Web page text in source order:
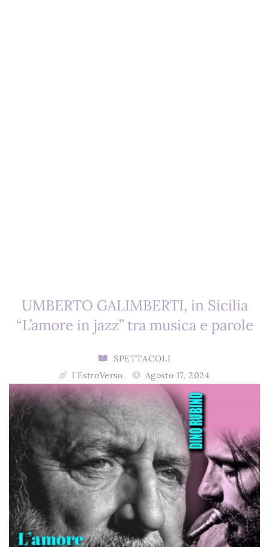
UMBERTO GALIMBERTI, in Sicilia
“L’amore in jazz” tra musica e parole
SPETTACOLI
l'EstroVerso
Agosto 17, 2024